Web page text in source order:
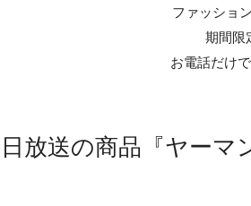
ファッショ
期間限
お電話だけ
放送の商品『ヤー